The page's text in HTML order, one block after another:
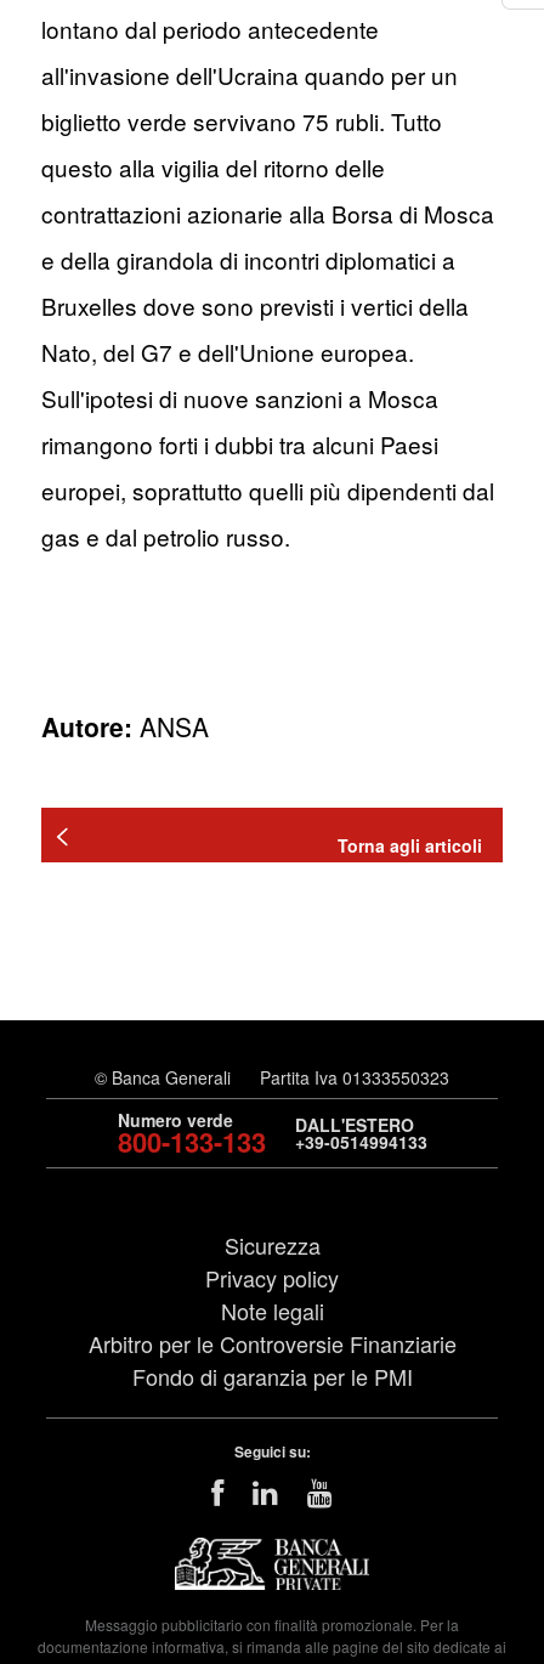
lontano dal periodo antecedente
all'invasione dell'Ucraina quando per un
biglietto verde servivano 75 rubli. Tutto
questo alla vigilia del ritorno delle
contrattazioni azionarie alla Borsa di Mosca
e della girandola di incontri diplomatici a
Bruxelles dove sono previsti i vertici della
Nato, del G7 e dell'Unione europea.
Sull'ipotesi di nuove sanzioni a Mosca
rimangono forti i dubbi tra alcuni Paesi
europei, soprattutto quelli più dipendenti dal
gas e dal petrolio russo.
Autore: ANSA
Torna agli articoli
© Banca Generali
Partita Iva 01333550323
Numero verde
800-133-133 DALL'ESTERO
+39-0514994133
Sicurezza
Privacy policy
Note legali
Arbitro per le Controversie Finanziarie
Fondo di garanzia per le PMI
Seguici su:
Messaggio pubblicitario con finalità promozionale. Per la
documentazione informativa, si rimanda alle pagine del sito dedicate ai